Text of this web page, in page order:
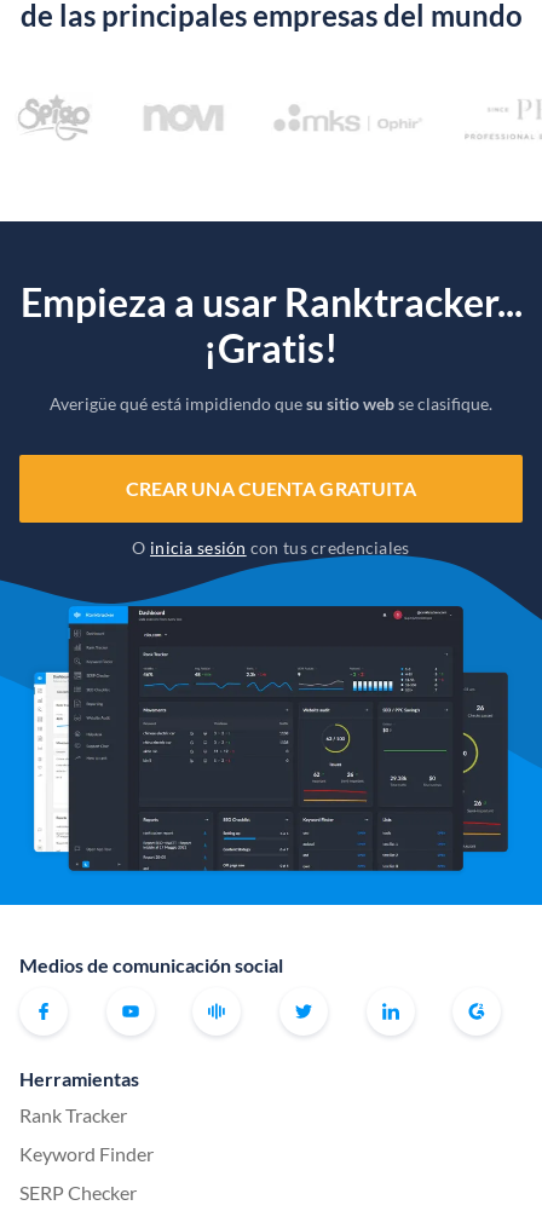
de las principales empresas del mundo
Empieza a usar Ranktracker...
¡Gratis!
Averigüe qué está impidiendo quesu sitio webse clasifique.
CREAR UNA CUENTA GRATUITA
O inicia sesión con tus credenciales
Medios de comunicación social
Herramientas
Rank Tracker
Keyword Finder
SERP Checker